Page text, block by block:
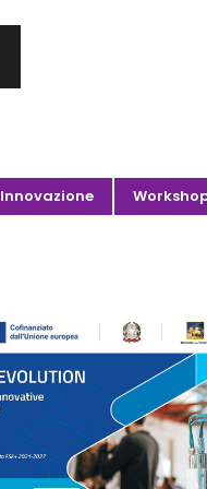
Innovazione